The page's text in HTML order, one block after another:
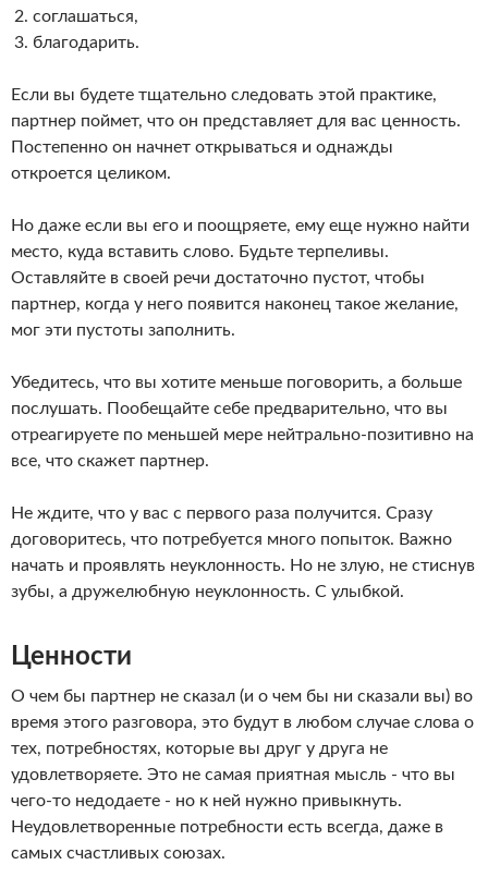
соглашаться,
благодарить.
Если вы будете тщательно следовать этой практике,
партнер поймет, что он представляет для вас ценность.
Постепенно он начнет открываться и однажды
откроется целиком.
Но даже если вы его и поощряете, ему еще нужно найти
место, куда вставить слово. Будьте терпеливы.
Оставляйте в своей речи достаточно пустот, чтобы
партнер, когда у него появится наконец такое желание,
мог эти пустоты заполнить.
Убедитесь, что вы хотите меньше поговорить, а больше
послушать. Пообещайте себе предварительно, что вы
отреагируете по меньшей мере нейтрально-позитивно на
все, что скажет партнер.
Не ждите, что у вас с первого раза получится. Сразу
договоритесь, что потребуется много попыток. Важно
начать и проявлять неуклонность. Но не злую, не стиснув
зубы, а дружелюбную неуклонность. С улыбкой.
Ценности
О чем бы партнер не сказал (и о чем бы ни сказали вы) во
время этого разговора, это будут в любом случае слова о
тех, потребностях, которые вы друг у друга не
удовлетворяете. Это не самая приятная мысль - что вы
чего-то недодаете - но к ней нужно привыкнуть.
Неудовлетворенные потребности есть всегда, даже в
самых счастливых союзах.